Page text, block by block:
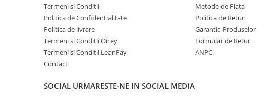
Afisaj digital voltaj baterie pe display
Sistem de iluminat cu LED
Sistem de tractare tip troler, in caz de baterie descarcata
Conexiune Mp3 prin cablu jack
Centura de siguranta
Greutate proprie
Produs recomandat pentru un copil
Termeni si Conditii
Politica de Confidentialitate
Politica de livrare
Termeni si Conditii Oney
Termeni si Conditii LeanPay
Contact
Metode de Plata
Politica de Retur
Garantia Produselor
Formular de Retur
ANPC
SOCIAL URMARESTE-NE IN SOCIAL MEDIA